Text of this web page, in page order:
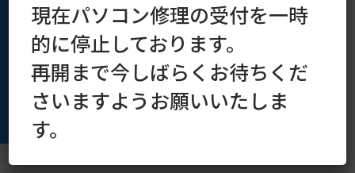
現在パソコン修理の受付を一時
的に停止しております。
再開まで今しばらくお待ちくだ
さいますようお願いいたしま
す。